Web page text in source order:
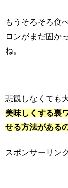
もうそろそろ食
ロンがまだ固か
ね。
悲観しなくても
美味しくする裏
せる方法がある
スポンサーリン